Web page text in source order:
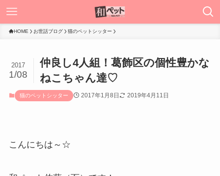
HOME お世話ブログ 猫のペットシッター
仲良し4人組！葛飾区の個性豊かな
ねこちゃん達♡
2017
1/08
猫のペットシッター 2017年1月8日 2019年4月11日
こんにちは～☆